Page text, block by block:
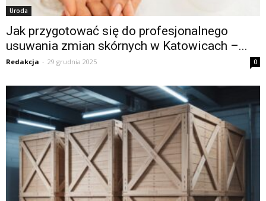
Uroda
Jak przygotować się do profesjonalnego
usuwania zmian skórnych w Katowicach –...
Redakcja - 29 grudnia 2025 0